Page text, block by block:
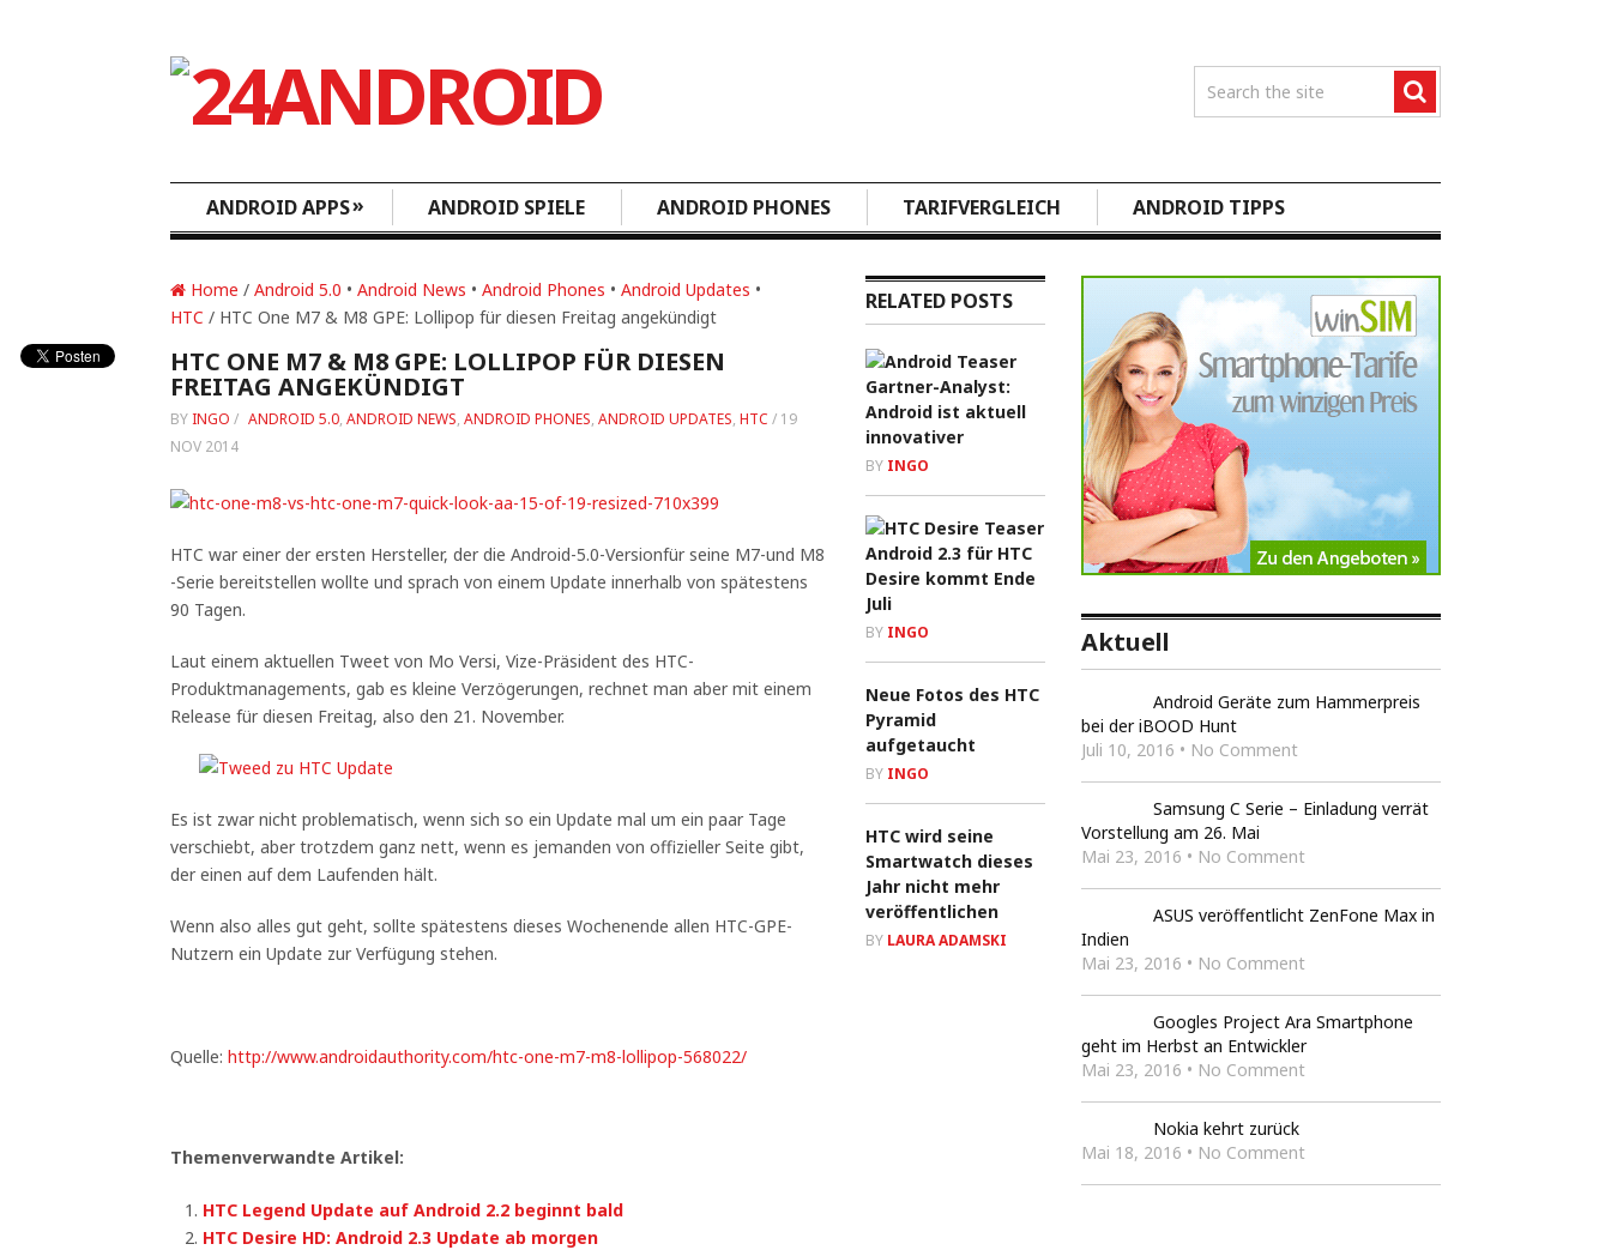
ANDROID APPS» ANDROID SPIELE ANDROID PHONES TARIFVERGLEICH ANDROID TIPPS
Home / Android 5.0 • Android News • Android Phones • Android Updates •
HTC / HTC One M7 & M8 GPE: Lollipop für diesen Freitag angekündigt
HTC ONE M7 & M8 GPE: LOLLIPOP FÜR DIESEN
FREITAG ANGEKÜNDIGT
BY INGO / ANDROID 5.0, ANDROID NEWS, ANDROID PHONES, ANDROID UPDATES, HTC / 19
NOV 2014
HTC war einer der ersten Hersteller, der die Android-5.0-Versionfür seine M7-und M8
-Serie bereitstellen wollte und sprach von einem Update innerhalb von spätestens
90 Tagen.
Laut einem aktuellen Tweet von Mo Versi, Vize-Präsident des HTC-
Produktmanagements, gab es kleine Verzögerungen, rechnet man aber mit einem
Release für diesen Freitag, also den 21. November.
Es ist zwar nicht problematisch, wenn sich so ein Update mal um ein paar Tage
verschiebt, aber trotzdem ganz nett, wenn es jemanden von offizieller Seite gibt,
der einen auf dem Laufenden hält.
Wenn also alles gut geht, sollte spätestens dieses Wochenende allen HTC-GPE-
Nutzern ein Update zur Verfügung stehen.
Quelle: http://www.androidauthority.com/htc-one-m7-m8-lollipop-568022/
Themenverwandte Artikel:
HTC Legend Update auf Android 2.2 beginnt bald
HTC Desire HD: Android 2.3 Update ab morgen
RELATED POSTS
Gartner-Analyst:
Android ist aktuell
innovativer
BY INGO
Android 2.3 für HTC
Desire kommt Ende
Juli
BY INGO
Neue Fotos des HTC
Pyramid
aufgetaucht
BY INGO
HTC wird seine
Smartwatch dieses
Jahr nicht mehr
veröffentlichen
BY LAURA ADAMSKI
Aktuell
Android Geräte zum Hammerpreis
bei der iBOOD Hunt
Juli 10, 2016 • No Comment
Samsung C Serie – Einladung verrät
Vorstellung am 26. Mai
Mai 23, 2016 • No Comment
ASUS veröffentlicht ZenFone Max in
Indien
Mai 23, 2016 • No Comment
Googles Project Ara Smartphone
geht im Herbst an Entwickler
Mai 23, 2016 • No Comment
Nokia kehrt zurück
Mai 18, 2016 • No Comment